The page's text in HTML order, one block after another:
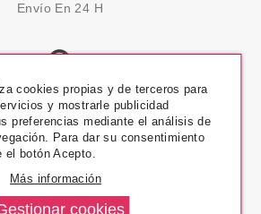
Envío En 24 H
Pago Seguro
cookies propias y de terceros para
y mostrarle publicidad
preferencias mediante el análisis de
Para dar su consentimiento
botón Acepto.
Más información